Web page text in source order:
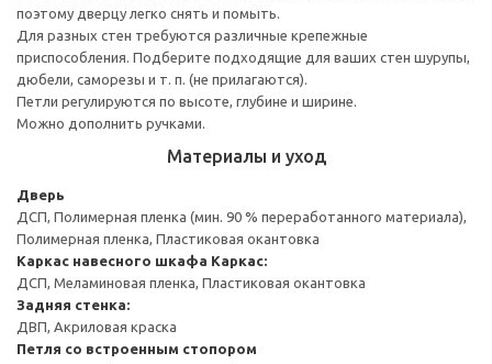
поэтому дверцу легко снять и помыть.
Для разных стен требуются различные крепежные
приспособления. Подберите подходящие для ваших стен шурупы,
дюбели, саморезы и т. п. (не прилагаются).
Петли регулируются по высоте, глубине и ширине.
Можно дополнить ручками.
Материалы и уход
Дверь
ДСП, Полимерная пленка (мин. 90 % переработанного материала),
Полимерная пленка, Пластиковая окантовка
Каркас навесного шкафа Каркас:
ДСП, Меламиновая пленка, Пластиковая окантовка
Задняя стенка:
ДВП, Акриловая краска
Петля со встроенным стопором